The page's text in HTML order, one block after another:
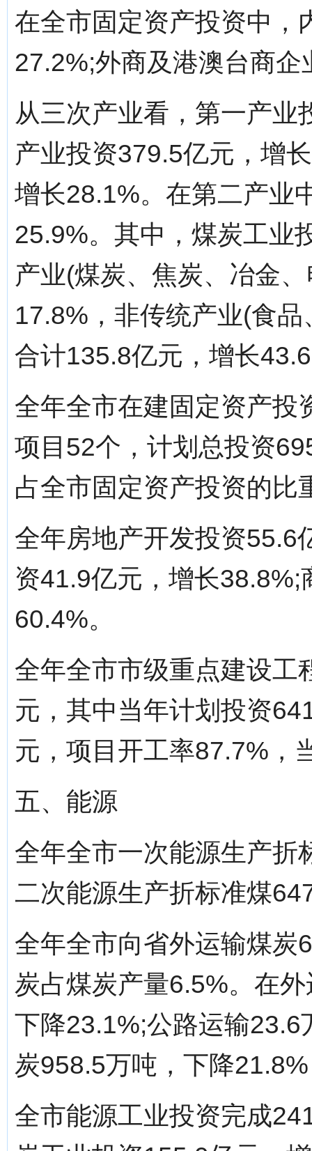
在全市固定资产投资中，
27.2%;外商及港澳台商
从三次产业看，第一产
产业投资379.5亿元，增
增长28.1%。在第二产业
25.9%。其中，煤炭工业
产业(煤炭、焦炭、冶金
17.8%，非传统产业(食
合计135.8亿元，增长
全年全市在建固定资产投
项目52个，计划总投资
占全市固定资产投资的比
全年房地产开发投资55.6
资41.9亿元，增长
60.4%。
全年全市市级重点建设工
元，其中当年计划投资
元，项目开工率87.7%，
五、能源
全年全市一次能源生产折
二次能源生产折标准煤
全年全市向省外运输煤炭
炭占煤炭产量6.5%。在
下降23.1%;公路运输
炭958.5万吨，下降
全市能源工业投资完成